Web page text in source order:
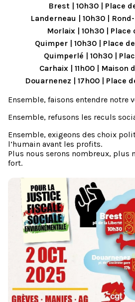
Brest | 10h30 | Place
Landerneau | 10h30 |
Morlaix | 10h30 | Place
Quimper | 10h30 | Place
Quimperlé | 10h30 |
Carhaix | 11h00 | Maison
Douarnenez | 17h00 | Place
Ensemble, faisons entendre notre
Ensemble, refusons les reculs
Ensemble, exigeons des choix
l’humain avant les profits.
Plus nous serons nombreux, plus
fort.